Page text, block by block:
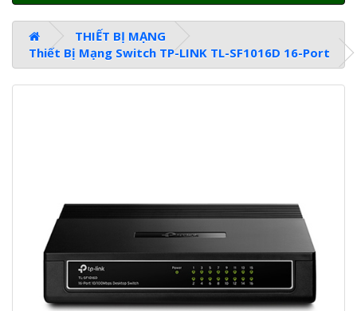
THIẾT BỊ MẠNG
Thiết Bị Mạng Switch TP-LINK TL-SF1016D 16-Port